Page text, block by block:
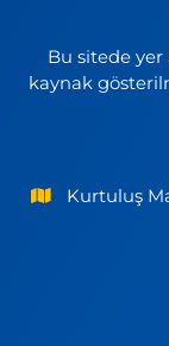
Bu sitede
kaynak
Kurtuluş